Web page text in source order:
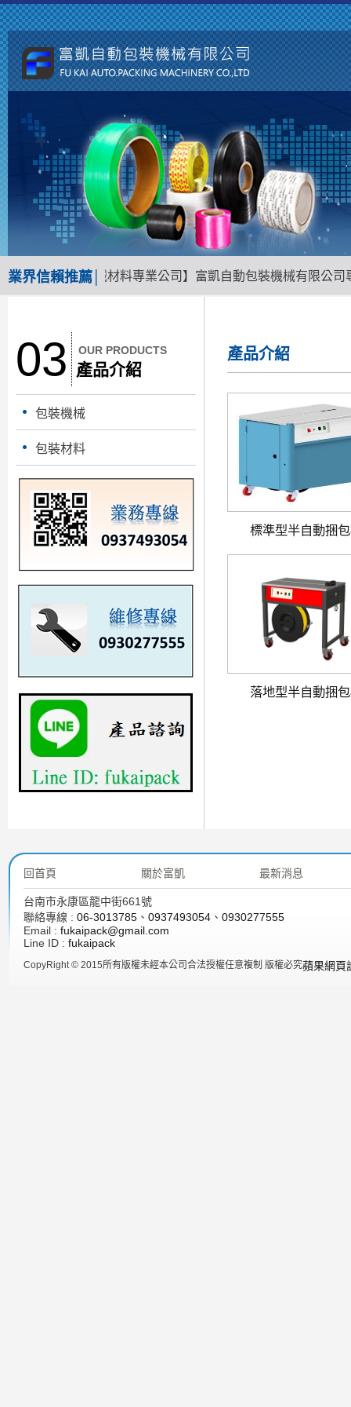
業界信賴推薦│
南地區包裝機械材料專業公司】富凱自動包裝機械有限公司
03 OUR PRODUCTS
產品介紹
包裝機械
包裝材料
產品介紹
標準型半自動捆
落地型半自動捆
回首頁 關於富凱 最新消息
台南市永康區龍中街661號
聯絡專線 : 06-3013785 、 0937493054 、 0930277555
Email : fukaipack@gmail.com
Line ID : fukaipack
CopyRight © 2015所有版權未經本公司合法授權任意複制 版權必究蘋果網頁